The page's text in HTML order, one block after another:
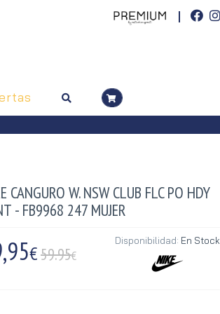
CANGURO W. NSW CLUB FLC PO HDY
- FB9968 247 MUJER
€59.95€
Disponibilidad: En Stock